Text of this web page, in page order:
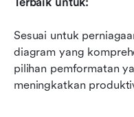
Sesuai untuk
diagram yang
pilihan pemformatan
meningkatkan